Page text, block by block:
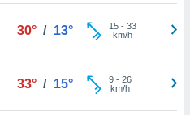
30° / 13° 15- 33
km/h
33° / 15° 9- 26
km/h